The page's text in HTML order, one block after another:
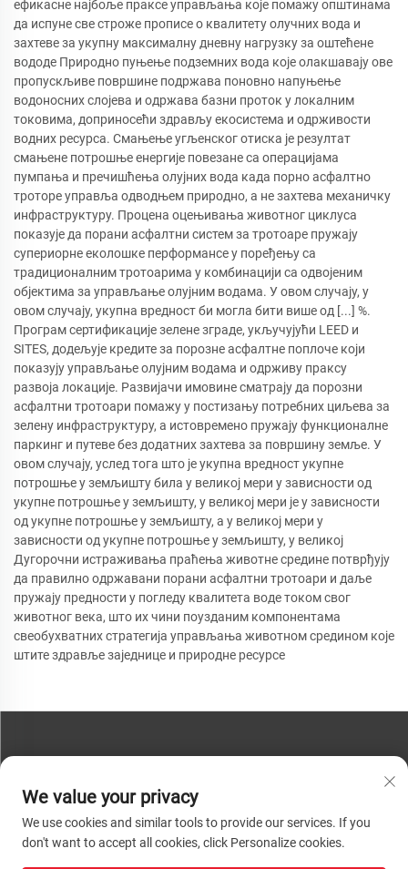
ефикасне најбоље праксе управљања које помажу општинама
да испуне све строже прописе о квалитету олучних вода и
захтеве за укупну максималну дневну нагрузку за оштећене
вододе Природно пуњење подземних вода које олакшавају ове
пропускљиве површине подржава поновно напуњење
водоносних слојева и одржава базни проток у локалним
токовима, доприносећи здрављу екосистема и одрживости
водних ресурса. Смањење угљенског отиска је резултат
смањене потрошње енергије повезане са операцијама
пумпања и пречишћења олујних вода када порно асфалтно
троторе управља одводњем природно, а не захтева механичку
инфраструктуру. Процена оцењивања животног циклуса
показује да порани асфалтни систем за тротоаре пружају
супериорне еколошке перформансе у поређењу са
традиционалним тротоарима у комбинацији са одвојеним
објектима за управљање олујним водама. У овом случају, у
овом случају, укупна вредност би могла бити више од [...] %.
Програм сертификације зелене зграде, укључујући LEED и
SITES, додељује кредите за порозне асфалтне поплоче који
показују управљање олујним водама и одрживу праксу
развоја локације. Развијачи имовине сматрају да порозни
асфалтни тротоари помажу у постизању потребних циљева за
зелену инфраструктуру, а истовремено пружају функционалне
паркинг и путеве без додатних захтева за површину земље. У
овом случају, услед тога што је укупна вредност укупне
потрошње у земљишту била у великој мери у зависности од
укупне потрошње у земљишту, у великој мери је у зависности
од укупне потрошње у земљишту, а у великој мери у
зависности од укупне потрошње у земљишту, у великој
Дугорочни истраживања праћења животне средине потврђују
да правилно одржавани порани асфалтни тротоари и даље
пружају предности у погледу квалитета воде током свог
животног века, што их чини поузданим компонентама
свеобухватних стратегија управљања животном средином које
штите здравље заједнице и природне ресурсе
Телефон:+86-13793890209
Телефон:+86-13793890209
We value your privacy
We use cookies and similar tools to provide our services. If you
don't want to accept all cookies, click Personalize cookies.